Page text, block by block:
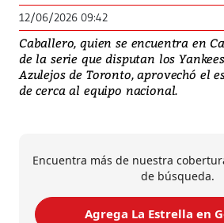
12/06/2026 09:42
Caballero, quien se encuentra en
de la serie que disputan los
Azulejos de Toronto, aprovechó el
de cerca al equipo nacional.
Encuentra más de nuestra
de búsqueda.
Agrega La Estrella en